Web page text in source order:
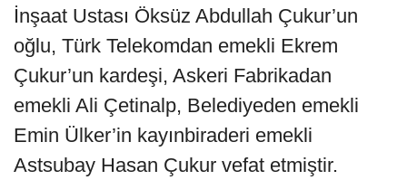
İnşaat Ustası Öksüz Abdullah Çukur’un
oğlu, Türk Telekomdan emekli Ekrem
Çukur’un kardeşi, Askeri Fabrikadan
emekli Ali Çetinalp, Belediyeden emekli
Emin Ülker’in kayınbiraderi emekli
Astsubay Hasan Çukur vefat etmiştir.